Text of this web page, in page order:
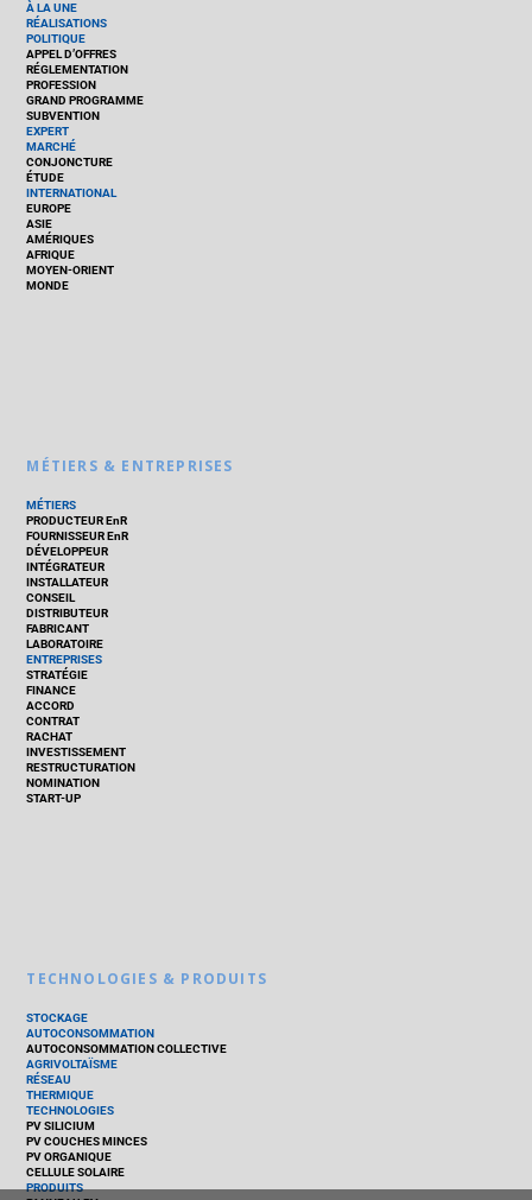
À LA UNE
RÉALISATIONS
POLITIQUE
APPEL D’OFFRES
RÉGLEMENTATION
PROFESSION
GRAND PROGRAMME
SUBVENTION
EXPERT
MARCHÉ
CONJONCTURE
ÉTUDE
INTERNATIONAL
EUROPE
ASIE
AMÉRIQUES
AFRIQUE
MOYEN-ORIENT
MONDE
MÉTIERS & ENTREPRISES
MÉTIERS
PRODUCTEUR EnR
FOURNISSEUR EnR
DÉVELOPPEUR
INTÉGRATEUR
INSTALLATEUR
CONSEIL
DISTRIBUTEUR
FABRICANT
LABORATOIRE
ENTREPRISES
STRATÉGIE
FINANCE
ACCORD
CONTRAT
RACHAT
INVESTISSEMENT
RESTRUCTURATION
NOMINATION
START-UP
TECHNOLOGIES & PRODUITS
STOCKAGE
AUTOCONSOMMATION
AUTOCONSOMMATION COLLECTIVE
AGRIVOLTAÏSME
RÉSEAU
THERMIQUE
TECHNOLOGIES
PV SILICIUM
PV COUCHES MINCES
PV ORGANIQUE
CELLULE SOLAIRE
PRODUITS